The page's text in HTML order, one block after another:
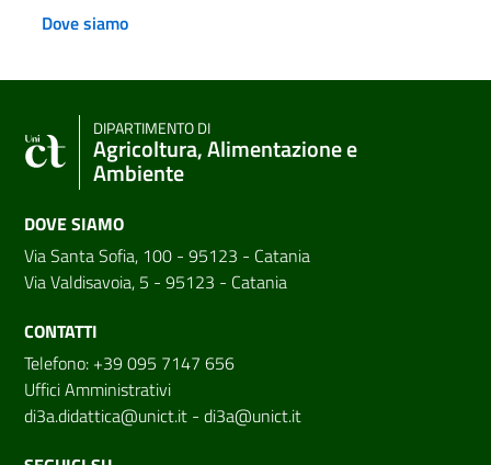
Dove siamo
DIPARTIMENTO DI
Agricoltura, Alimentazione e
Ambiente
DOVE SIAMO
Via Santa Sofia, 100 - 95123 - Catania
Via Valdisavoia, 5 - 95123 - Catania
CONTATTI
Telefono: +39 095 7147 656
Uffici Amministrativi
di3a.didattica@unict.it - di3a@unict.it